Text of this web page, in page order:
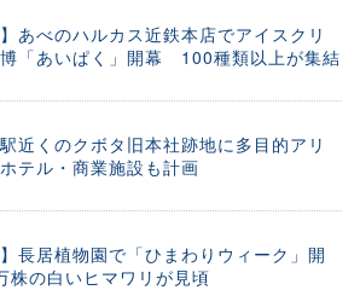
】あべのハルカス近鉄本店でアイスクリ
「あいぱく」開幕 100種類以上が集結
近くのクボタ旧本社跡地に多目的アリ
テル・商業施設も計画
】長居植物園で「ひまわりウィーク」開
の白いヒマワリが見頃